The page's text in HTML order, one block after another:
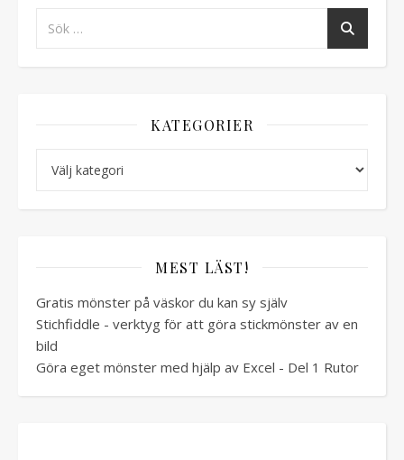
KATEGORIER
MEST LÄST!
Gratis mönster på väskor du kan sy själv
Stichfiddle - verktyg för att göra stickmönster av en
bild
Göra eget mönster med hjälp av Excel - Del 1 Rutor